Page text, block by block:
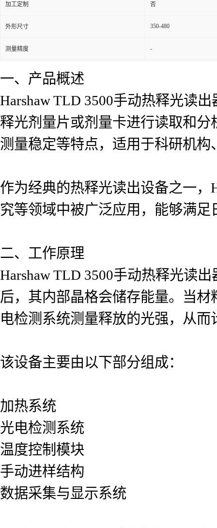
加工定制 否
外形尺寸 350-480
测量精度 -
一、产品概述
Harshaw TLD 3500手动热释光读
释光剂量片或剂量卡进行读取和
测量稳定等特点，适用于科研机
作为经典的热释光读出设备之一，
究等领域中被广泛应用，能够满
二、工作原理
Harshaw TLD 3500手动热释光读
后，其内部晶格会储存能量。当
电检测系统测量释放的光强，从
该设备主要由以下部分组成：
加热系统
光电检测系统
温度控制模块
手动进样结构
数据采集与显示系统